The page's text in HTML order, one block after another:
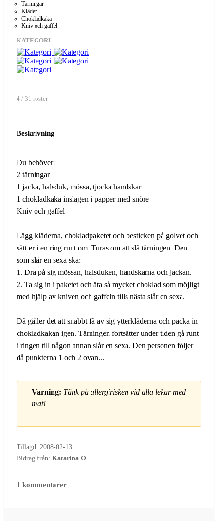
Tärningar
Kläder
Chokladkaka
Kniv och gaffel
KATEGORI
4 / 31 röster
Beskrivning
Du behöver:
2 tärningar
1 jacka, halsduk, mössa, tjocka handskar
1 chokladkaka inslagen i papper med snöre
Kniv och gaffel
Lägg kläderna, chokladpaketet och besticken på golvet och
sätt er i en ring runt om. Turas om att slå tärningen. Den
som slår en sexa ska:
1. Dra på sig mössan, halsduken, handskarna och jackan.
2. Ta sig in i paketet och äta så mycket choklad som möjligt
med hjälp av kniven och gaffeln tills nästa slår en sexa.
Då gäller det att snabbt få av sig ytterkläderna och packa in
chokladkakan igen. Tärningen fortsätter under tiden gå runt
i ringen till någon annan slår en sexa. Den personen följer
då punkterna 1 och 2 ovan...
Varning: Tänk på allergirisken vid alla lekar med
mat!
Tillagd: 2008-02-13
Bidrag från: Katarina O
1 kommentarer